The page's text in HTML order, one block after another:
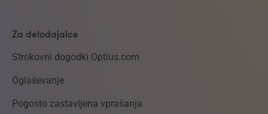
Za delodajalce
Strokovni dogodki Optius.com
Oglaševanje
Pogosto zastavljena vprašanja